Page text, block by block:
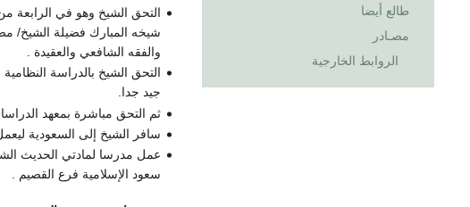
طالع أيضا
مصـادر
الروابط الخارجية
التحق الشيخ وهو في الرابعة
شيخه المبارك فضيلة الشيخ/
والفقه الشافعي والعقيدة .
التحق الشيخ بالدراسة
جيد جدا.
ثم التحق مباشرة بمعهد
سافر الشيخ إلى السعودية
عمل مدرسا لمادتي الحديث
سعود الإسلامية فرع القصيم .